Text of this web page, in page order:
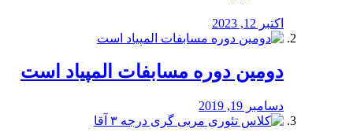
اکتبر 12, 2023
دومین دوره مسابفات المپیاد است
دسامبر 19, 2019